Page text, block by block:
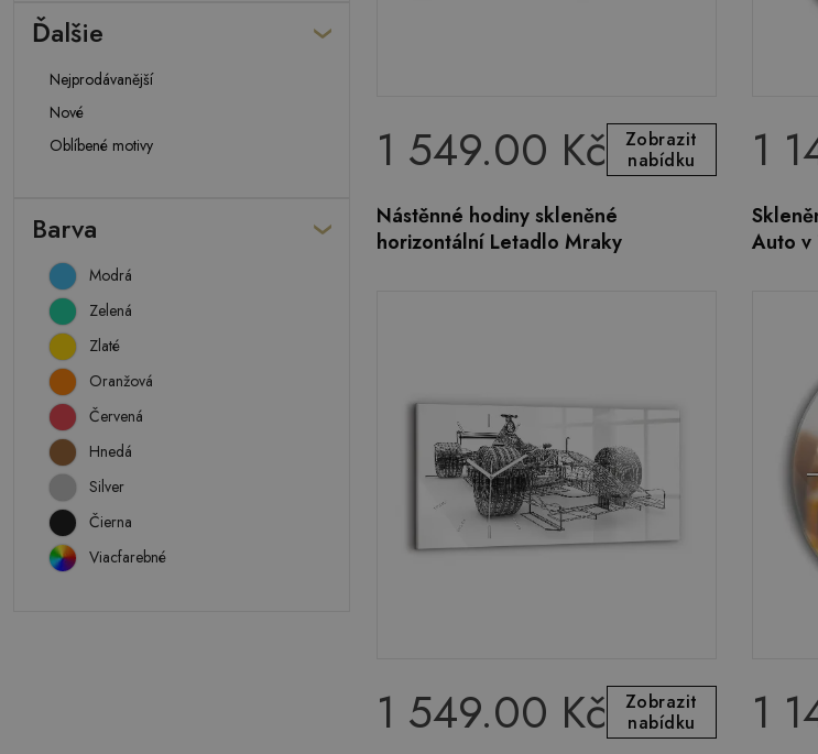
Ďalšie
Nejprodávanější
Nové
Oblíbené motivy
Barva
Modrá
Zelená
Zlaté
Oranžová
Červená
Hnedá
Silver
Čierna
Viacfarebné
1 549.00 Kč
Zobrazit
nabídku
Nástěnné hodiny skleněné
horizontální Letadlo Mraky
1
Auto v
1 549.00 Kč
Zobrazit
nabídku
1